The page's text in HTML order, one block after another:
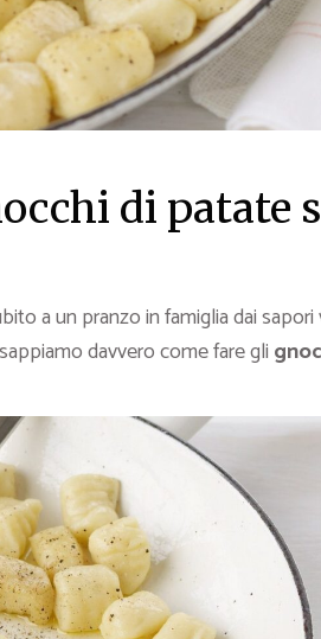
di patate
a un pranzo in famiglia dai
davvero come fare gli